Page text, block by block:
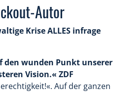
Autor
Krise ALLES infrage
den wunden Punkt unserer
Vision.« ZDF
Auf der ganzen